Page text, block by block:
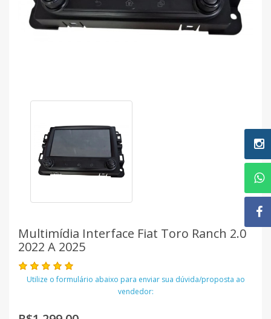
Multimídia Interface Fiat Toro Ranch 2.0
2022 A 2025
Utilize o formulário abaixo para enviar sua dúvida/proposta ao
vendedor: